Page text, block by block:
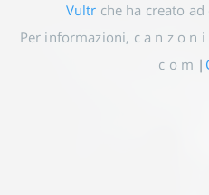
Vultr che ha creato ad
Per informazioni, c a n z o n
c o m |